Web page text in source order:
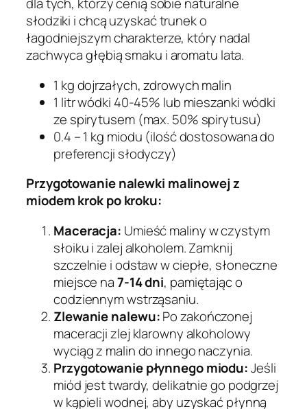
słodziki i chcą uzyskać trunek o
łagodniejszym charakterze, który nadal
zachwyca głębią smaku i aromatu lata.
1 kg dojrzałych, zdrowych malin
1 litr wódki 40-45% lub mieszanki wódki
ze spirytusem (max. 50% spirytusu)
0.4 – 1 kg miodu (ilość dostosowana do
preferencji słodyczy)
Przygotowanie nalewki malinowej z
miodem krok po kroku:
Maceracja: Umieść maliny w czystym
słoiku i zalej alkoholem. Zamknij
szczelnie i odstaw w ciepłe, słoneczne
miejsce na7-14 dni, pamiętając o
codziennym wstrząsaniu.
Zlewanie nalewu:Po zakończonej
maceracji zlej klarowny alkoholowy
wyciąg z malin do innego naczynia.
Przygotowanie płynnego miodu:Jeśli
miód jest twardy, delikatnie go podgrzej
w kąpieli wodnej, aby uzyskać płynną